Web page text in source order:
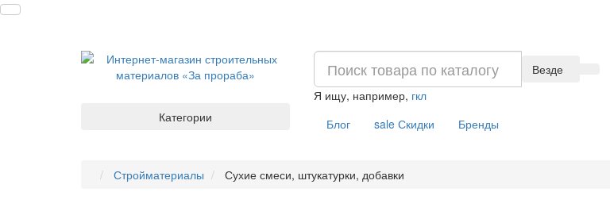
Везде
Я ищу, например, гкл
Категории
Блог saleСкидки Бренды
Стройматериалы Сухие смеси, штукатурки, добавки